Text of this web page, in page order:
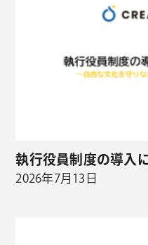
執行役員制度の導入
2026年7月13日